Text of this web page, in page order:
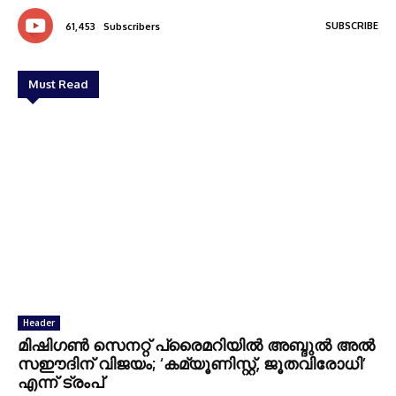
61,453 Subscribers SUBSCRIBE
Must Read
Header
മിഷിഗൺ സെനറ്റ് പ്രൈമറിയിൽ അബ്ദുൽ അൽ
സഈദിന് വിജയം; ‘കമ്യൂണിസ്റ്റ്, ജൂതവിരോധി’
എന്ന് ട്രംപ്